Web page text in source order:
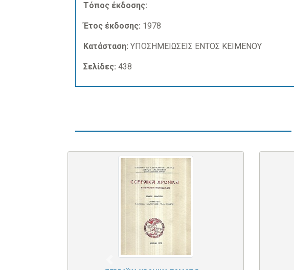
Τόπος έκδοσης:
Έτος έκδοσης: 1978
Κατάσταση: ΥΠΟΣΗΜΕΙΩΣΕΙΣ ΕΝΤΟΣ ΚΕΙΜΕΝΟΥ
Σελίδες: 438